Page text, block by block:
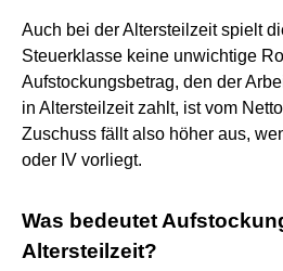
Auch bei der Altersteilzeit spielt
Steuerklasse keine unwichtige
Aufstockungsbetrag, den der
in Altersteilzeit zahlt, ist vom
Zuschuss fällt also höher aus,
oder IV vorliegt.
Was bedeutet
Altersteilzeit?